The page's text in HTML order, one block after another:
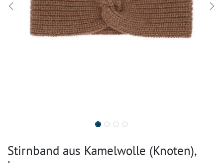
Stirnband aus Kamelwolle (Knoten),